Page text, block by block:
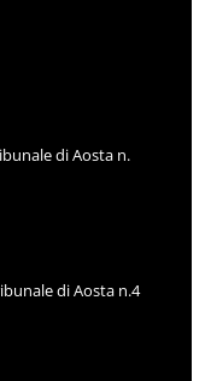
di Aosta n.
di Aosta n.4